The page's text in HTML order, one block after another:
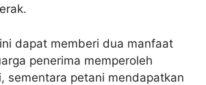
dapat memberi dua manfaat
penerima memperoleh
sementara petani mendapatkan